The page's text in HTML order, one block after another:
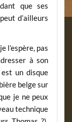
que ses
d’ailleurs
l’espère, pas
à son
un disque
belge sur
je ne peux
technique